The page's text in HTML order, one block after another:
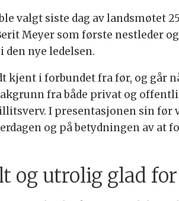
valgt siste dag av landsmøtet
Meyer som første nestleder
den nye ledelsen.
kjent i forbundet fra før, og går
fra både privat og
I presentasjonen sin
og på betydningen av at
og utrolig glad